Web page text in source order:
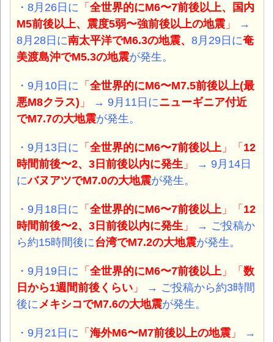
・8月26日に 「 全世界的にM6〜7前後以上、国内
M5前後以上、震度5弱〜強前後以上の地震 」
→
8月28日に南太平洋でM6.3の地震、 8月29日に奄
美渡島沖でM5.3の地震が発生。
・9月10日に 「 全世界的にM6〜M7.5前後以上(最
悪M8クラス) 」 → 9月11日にニューギニア付近
でM7.7の大地震が発生。
・9月13日に 「 全世界的にM6〜7前後以上 」「 12
時間前後〜2、3日前後以内に発生 」
→ 9月14日
にバヌアツでM7.0の大地震が発生。
・9月18日に 「 全世界的にM6〜7前後以上 」「 12
時間前後〜2、3日前後以内に発生 」
→ ご投稿か
ら約15時間後に台湾でM7.2の大地震が発生。
・9月19日に 「 全世界的にM6〜7前後以上 」「 数
日から1週間前後くらい 」
→ ご投稿から約3時間
後に メキシコでM7.6の大地震が発生。
・9月21日に 「 海外M6〜M7前後以上の地震 」
→